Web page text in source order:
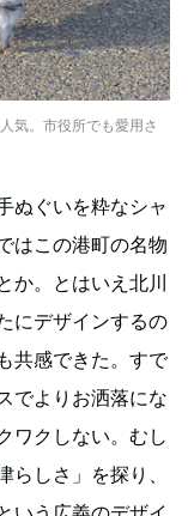
気。市役所でも愛用さ
ぬぐいを粋なシャ
はこの港町の名物
か。とはいえ北川
にデザインするの
共感できた。すで
でよりお洒落にな
ワクしない。むし
しさ」を探り、